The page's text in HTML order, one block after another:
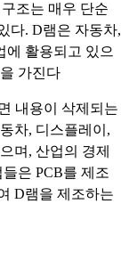
조는 매우 단순
다. D램은 자동차,
에 활용되고 있으
가진다
내용이 삭제되는
차, 디스플레이,
며, 산업의 경제
은 PCB를 제조
D램을 제조하는